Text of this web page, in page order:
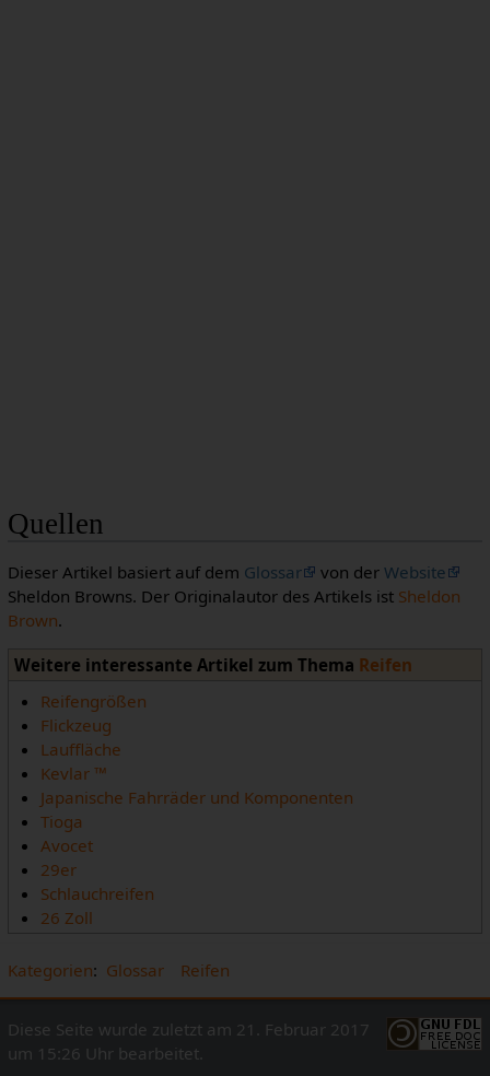
Quellen
Dieser Artikel basiert auf dem Glossar von der Website
Sheldon Browns. Der Originalautor des Artikels ist Sheldon
Brown.
Weitere interessante Artikel zum Thema Reifen
Reifengrößen
Flickzeug
Lauffläche
Kevlar ™
Japanische Fahrräder und Komponenten
Tioga
Avocet
29er
Schlauchreifen
26 Zoll
Kategorien: Glossar Reifen
Diese Seite wurde zuletzt am 21. Februar 2017
um 15:26 Uhr bearbeitet.